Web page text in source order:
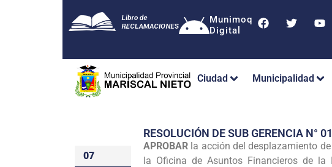
Munimoq
Digital
Ciudad Municipalidad
07
RESOLUCIÓN DE SUB GERENCIA N°
APROBAR la acción del desplazamiento
la Oficina de Asuntos Financieros de la